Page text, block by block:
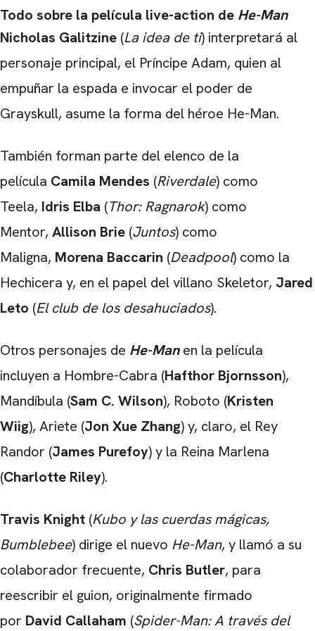
Todo sobre la película live-action de He-Man
Nicholas Galitzine (La idea de ti) interpretará al
personaje principal, el Príncipe Adam, quien al
empuñar la espada e invocar el poder de
Grayskull, asume la forma del héroe He-Man.
También forman parte del elenco de la
película Camila Mendes (Riverdale) como
Teela, Idris Elba (Thor: Ragnarok) como
Mentor, Allison Brie (Juntos) como
Maligna, Morena Baccarin (Deadpool) como la
Hechicera y, en el papel del villano Skeletor, Jared
Leto (El club de los desahuciados).
Otros personajes de He-Man en la película
incluyen a Hombre-Cabra (Hafthor Bjornsson),
Mandíbula (Sam C. Wilson), Roboto (Kristen
Wiig), Ariete (Jon Xue Zhang) y, claro, el Rey
Randor (James Purefoy) y la Reina Marlena
(Charlotte Riley).
Travis Knight (Kubo y las cuerdas mágicas,
Bumblebee) dirige el nuevo He-Man, y llamó a su
colaborador frecuente, Chris Butler, para
reescribir el guion, originalmente firmado
por David Callaham (Spider-Man: A través del